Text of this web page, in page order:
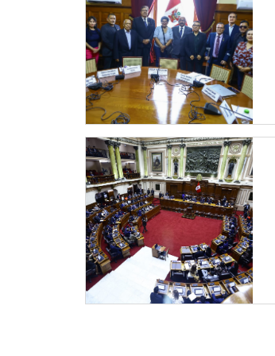
EXPOSICIONES RECIBIDAS POR
En otro momento de la sesión, la
representante de Miami Beach
concedida por la Municipalidad
del Consejo Directivo o Junta
OFICINA DE COMUNICACIONES